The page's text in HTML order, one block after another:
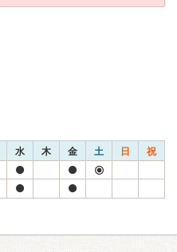
水 木 金 土 日 祝